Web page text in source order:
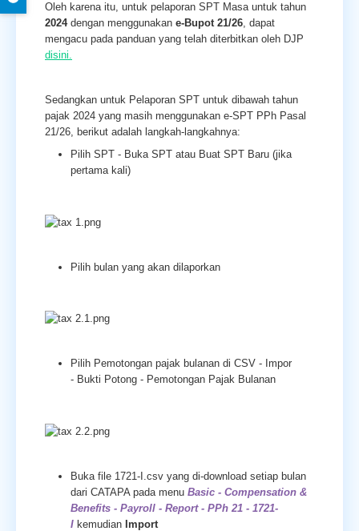
Oleh karena itu, untuk pelaporan SPT Masa untuk tahun
2024 dengan menggunakan e-Bupot 21/26, dapat
mengacu pada panduan yang telah diterbitkan oleh DJP
disini.
Sedangkan untuk Pelaporan SPT untuk dibawah tahun
pajak 2024 yang masih menggunakan e-SPT PPh Pasal
21/26, berikut adalah langkah-langkahnya:
Pilih SPT - Buka SPT atau Buat SPT Baru (jika
pertama kali)
Pilih bulan yang akan dilaporkan
Pilih Pemotongan pajak bulanan di CSV - Impor
- Bukti Potong - Pemotongan Pajak Bulanan
Buka file 1721-I.csv yang di-download setiap bulan
dari CATAPA pada menu Basic - Compensation &
Benefits - Payroll - Report - PPh 21 - 1721-
I kemudian Import